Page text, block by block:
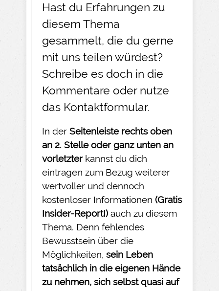
Hast du Erfahrungen zu
diesem Thema
gesammelt, die du gerne
mit uns teilen würdest?
Schreibe es doch in die
Kommentare oder nutze
das Kontaktformular.
In der Seitenleiste rechts oben
an 2. Stelle oder ganz unten an
vorletzter kannst du dich
eintragen zum Bezug weiterer
wertvoller und dennoch
kostenloser Informationen (Gratis
Insider-Report!) auch zu diesem
Thema. Denn fehlendes
Bewusstsein über die
Möglichkeiten, sein Leben
tatsächlich in die eigenen Hände
zu nehmen, sich selbst quasi auf